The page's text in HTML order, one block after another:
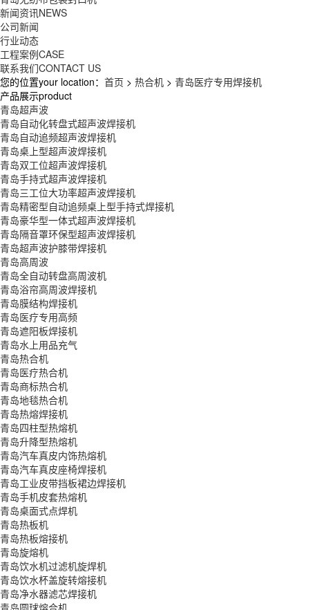
新闻资讯NEWS
公司新闻
行业动态
工程案例CASE
联系我们CONTACT US
您的位置your location： 首页 > 热合机 > 青岛医疗专用焊接机
产品展示product
青岛超声波
青岛自动化转盘式超声波焊接机
青岛自动追频超声波焊接机
青岛桌上型超声波焊接机
青岛双工位超声波焊接机
青岛手持式超声波焊接机
青岛三工位大功率超声波焊接机
青岛精密型自动追频桌上型手持式焊接机
青岛豪华型一体式超声波焊接机
青岛隔音罩环保型超声波焊接机
青岛超声波护膝带焊接机
青岛高周波
青岛全自动转盘高周波机
青岛浴帘高周波焊接机
青岛膜结构焊接机
青岛医疗专用高频
青岛遮阳板焊接机
青岛水上用品充气
青岛热合机
青岛医疗热合机
青岛商标热合机
青岛地毯热合机
青岛热熔焊接机
青岛四柱型热熔机
青岛升降型热熔机
青岛汽车真皮内饰热熔机
青岛汽车真皮座椅焊接机
青岛工业皮带挡板裙边焊接机
青岛手机皮套热熔机
青岛桌面式点焊机
青岛热板机
青岛热板熔接机
青岛旋熔机
青岛饮水机过滤机旋焊机
青岛饮水杯盖旋转熔接机
青岛净水器滤芯焊接机